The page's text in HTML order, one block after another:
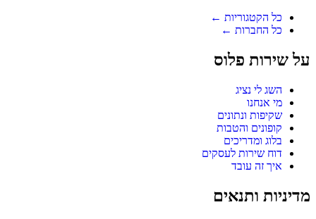
כל הקטגוריות ←
כל החברות ←
על שירות פלוס
השג לי נציג
מי אנחנו
שקיפות ונתונים
קופונים והטבות
בלוג ומדריכים
דוח שירות לעסקים
איך זה עובד
מדיניות ותנאים